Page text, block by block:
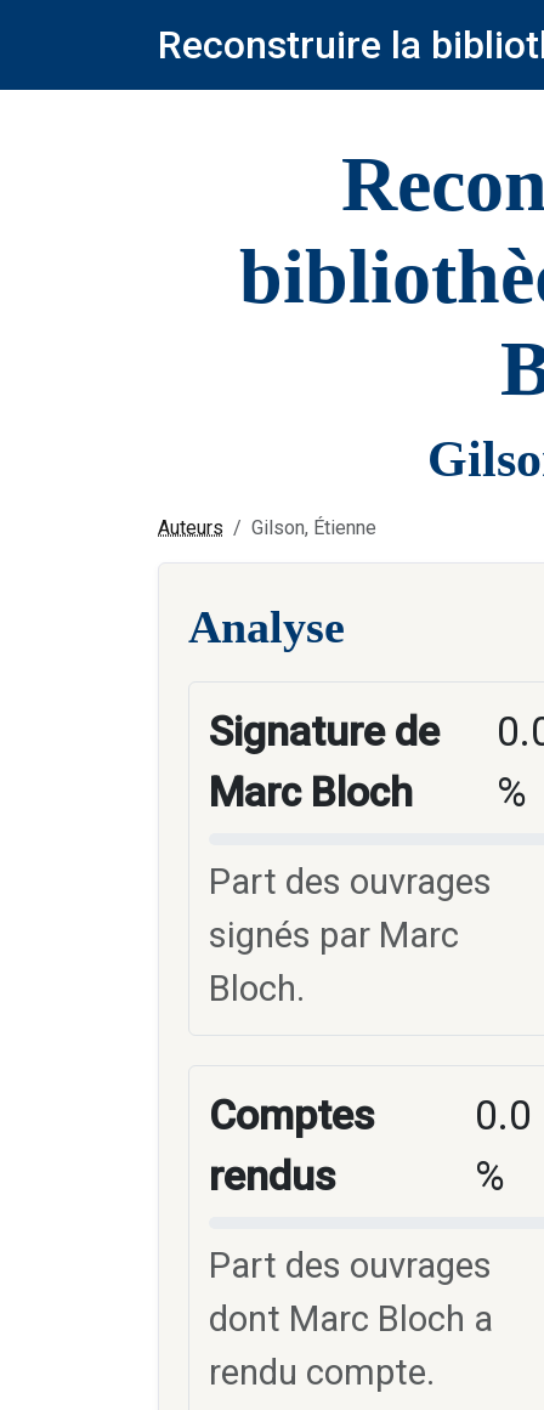
Reconstruire la
Auteurs Gilson, Étienne
Analyse
Signature de
Marc Bloch
%
Part des ouvrages
signés par Marc
Bloch.
Comptes
rendus
0.0
%
Part des ouvrages
dont Marc Bloch a
rendu compte.